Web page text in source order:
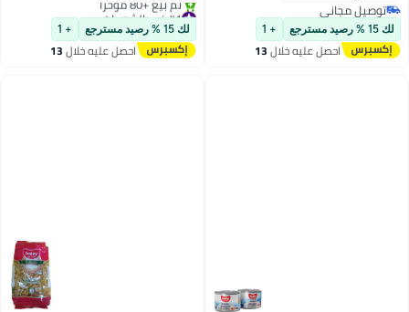
توصيل مجاني
توصيل مجانيلك 15 % رصيد مسترجع + 1
احصل عليه خلال13
#1 في الشوربات
توصيل مجاني
تم بيع +80 مؤخرًا
#1 في الشوربات
لك 15 % رصيد مسترجع + 1
احصل عليه خلال13